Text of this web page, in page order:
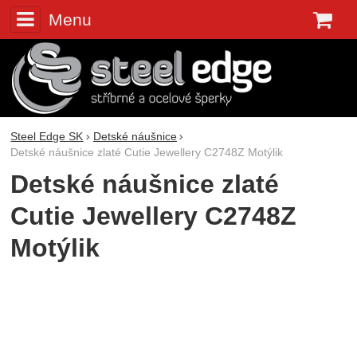
Menu
Steel Edge SK
Detské náušnice
Detské náušnice zlaté Cutie Jewellery C2748Z Motýlik
Detské náušnice zlaté
Cutie Jewellery C2748Z
Motýlik